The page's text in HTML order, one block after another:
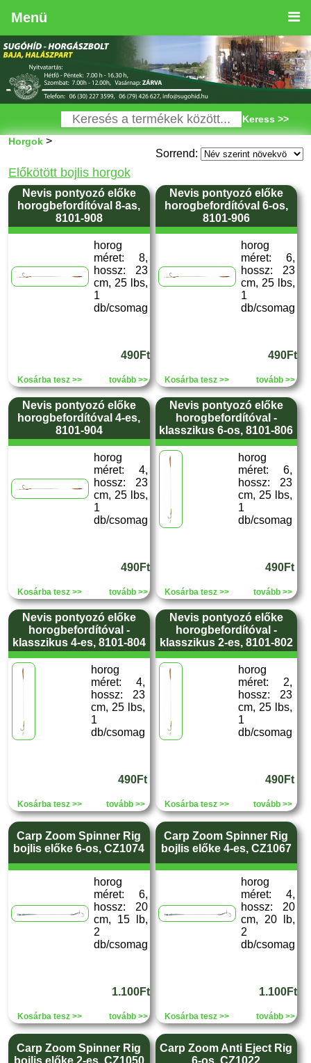
Menü
Keress >>
Horgok>
Sorrend:
Előkötött bojlis horgok
Nevis pontyozó előke
horogbefordítóval 8-as,
8101-908
horog
méret: 8,
hossz: 23
cm, 25 lbs,
1
db/csomag
490Ft
Kosárba tesz >> tovább >>
Nevis pontyozó előke
horogbefordítóval 6-os,
8101-906
horog
méret: 6,
hossz: 23
cm, 25 lbs,
1
db/csomag
490Ft
Kosárba tesz >> tovább >>
Nevis pontyozó előke
horogbefordítóval 4-es,
8101-904
horog
méret: 4,
hossz: 23
cm, 25 lbs,
1
db/csomag
490Ft
Kosárba tesz >> tovább >>
Nevis pontyozó előke
horogbefordítóval -
klasszikus 6-os, 8101-806
horog
méret: 6,
hossz: 23
cm, 25 lbs,
1
db/csomag
490Ft
Kosárba tesz >> tovább >>
Nevis pontyozó előke
horogbefordítóval -
klasszikus 4-es, 8101-804
horog
méret: 4,
hossz: 23
cm, 25 lbs,
1
db/csomag
490Ft
Kosárba tesz >> tovább >>
Nevis pontyozó előke
horogbefordítóval -
klasszikus 2-es, 8101-802
horog
méret: 2,
hossz: 23
cm, 25 lbs,
1
db/csomag
490Ft
Kosárba tesz >> tovább >>
Carp Zoom Spinner Rig
bojlis előke 6-os, CZ1074
horog
méret: 6,
hossz: 20
cm, 15 lb,
2
db/csomag
1.100Ft
Kosárba tesz >> tovább >>
Carp Zoom Spinner Rig
bojlis előke 4-es, CZ1067
horog
méret: 4,
hossz: 20
cm, 20 lb,
2
db/csomag
1.100Ft
Kosárba tesz >> tovább >>
Carp Zoom Spinner Rig
bojlis előke 2-es, CZ1050
Carp Zoom Anti Eject Rig
6-os, CZ1022